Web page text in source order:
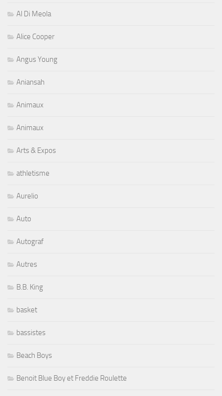
Al Di Meola
Alice Cooper
Angus Young
Aniansah
Animaux
Animaux
Arts & Expos
athletisme
Aurelio
Auto
Autograf
Autres
B.B. King
basket
bassistes
Beach Boys
Benoit Blue Boy et Freddie Roulette